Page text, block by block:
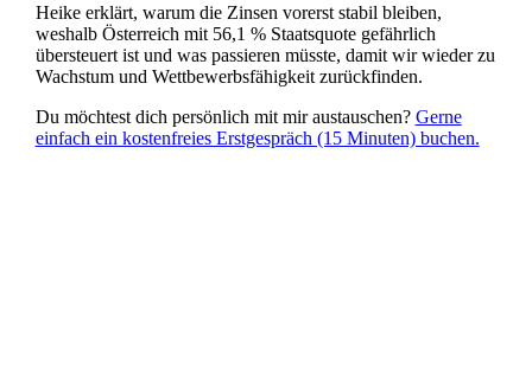
Heike erklärt, warum die Zinsen vorerst stabil bleiben,
weshalb Österreich mit 56,1 % Staatsquote gefährlich
übersteuert ist und was passieren müsste, damit wir wieder zu
Wachstum und Wettbewerbsfähigkeit zurückfinden.
Du möchtest dich persönlich mit mir austauschen? Gerne
einfach ein kostenfreies Erstgespräch (15 Minuten) buchen.